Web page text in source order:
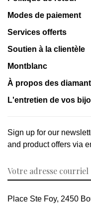
Modes de paiement
Services offerts
Soutien à la clientèle
Montblanc
À propos des
L'entretien de vos
Sign up for our
and product offers via
Place Ste Foy, 2450